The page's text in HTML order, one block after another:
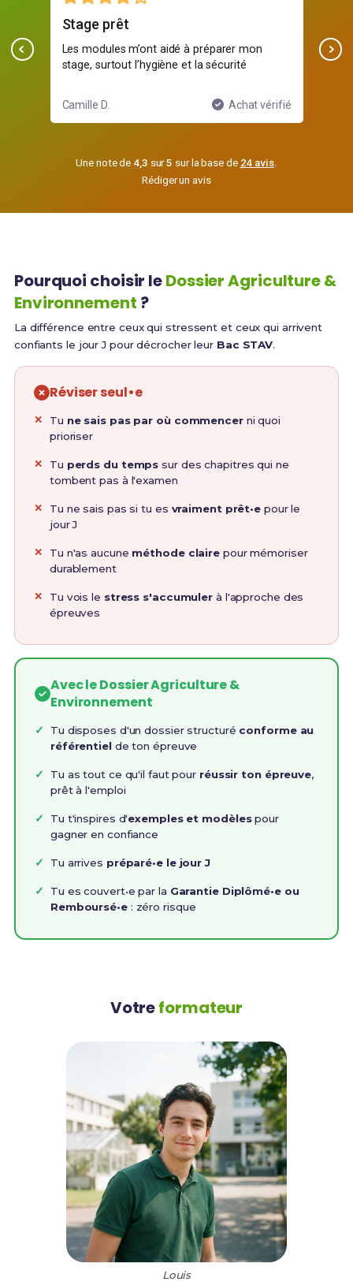
Stage prêt
Les modules m’ont aidé à préparer mon
stage, surtout l’hygiène et la sécurité
Camille D. Achat vérifié
Je
Une note de 4,3 sur5 sur la base de 24 avis.
Rédiger un avis
Pourquoi choisir leDossier Agriculture &
Environnement ?
La différence entre ceux qui stressent et ceux qui arrivent
confiants le jour J pour décrocher leur Bac STAV.
Réviser seul•e
Tu ne sais pas par où commencerni quoi
prioriser
Tu perds du temps sur des chapitres qui ne
tombent pas à l'examen
Tu ne sais pas si tu es vraiment prêt•e pour le
jour J
Tu n'as aucune méthode claire pour mémoriser
durablement
Tu vois le stress s'accumuler à l'approche des
épreuves
Avec le Dossier Agriculture &
Environnement
Tu disposes d'un dossier structuré conforme au
référentielde ton épreuve
Tu as tout ce qu'il faut pour réussir ton épreuve,
prêt à l'emploi
Tu t'inspires d'exemples et modèlespour
gagner en confiance
Tu arrives préparé•e le jour J
Tu es couvert•e par la Garantie Diplômé•e ou
Remboursé•e: zéro risque
Votreformateur
Louis